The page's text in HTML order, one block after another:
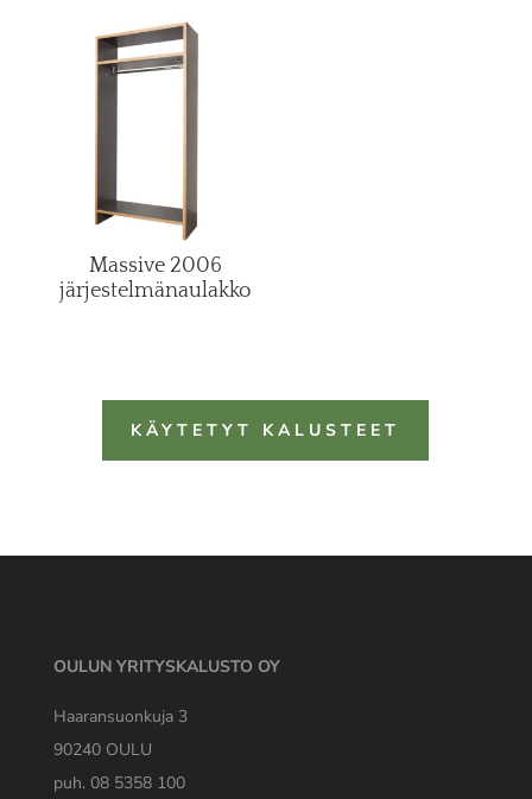
464,35 €.
Massive 2006
järjestelmänaulakko
KÄYTETYT KALUSTEET
OULUN YRITYSKALUSTO OY
Haaransuonkuja 3
90240 OULU
puh. 08 5358 100